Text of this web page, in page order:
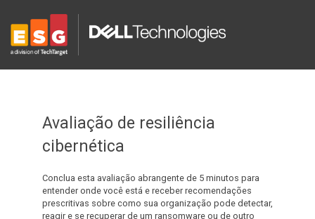
Avaliação de resiliência
cibernética
Conclua esta avaliação abrangente de 5 minutos para
entender onde você está e receber recomendações
prescritivas sobre como sua organização pode detectar,
reagir e se recuperar de um ransomware ou de outro